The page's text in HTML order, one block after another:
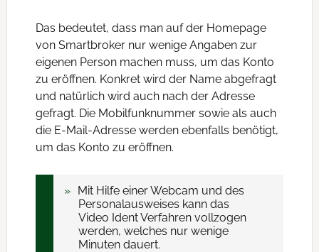
Das bedeutet, dass man auf der Homepage
von Smartbroker nur wenige Angaben zur
eigenen Person machen muss, um das Konto
zu eröffnen. Konkret wird der Name abgefragt
und natürlich wird auch nach der Adresse
gefragt. Die Mobilfunknummer sowie als auch
die E-Mail-Adresse werden ebenfalls benötigt,
um das Konto zu eröffnen.
Mit Hilfe einer Webcam und des
Personalausweises kann das
Video Ident Verfahren vollzogen
werden, welches nur wenige
Minuten dauert.